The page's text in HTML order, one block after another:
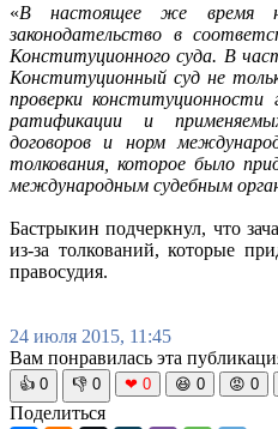
«В настоящее же время
законодательство в
Конституционного суда. В
Конституционный суд не
проверки
ратификации и
договоров и норм
толкования, которое было
международным судебным
Бастрыкин подчеркнул, что
из-за толкований, которые
правосудия.
24 июля 2015, 11:45
Вам понравилась эта
👍 0 👎 0 ❤ 0 😆 0 😡 0
Поделиться